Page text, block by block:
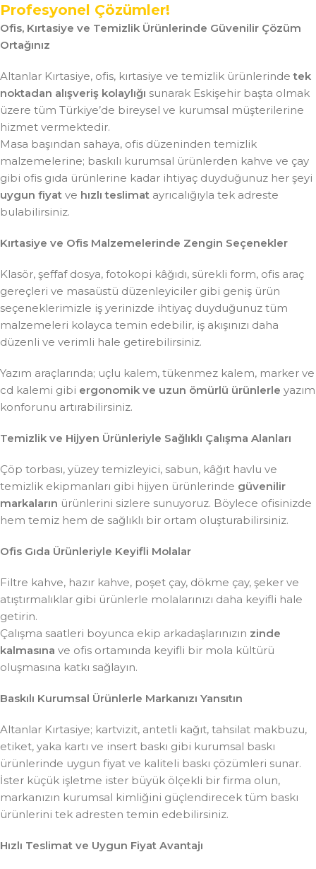
Profesyonel Çözümler!
Ofis, Kırtasiye ve Temizlik Ürünlerinde Güvenilir Çözüm
Ortağınız
Altanlar Kırtasiye, ofis, kırtasiye ve temizlik ürünlerindetek
noktadan alışveriş kolaylığı sunarak Eskişehir başta olmak
üzere tüm Türkiye’de bireysel ve kurumsal müşterilerine
hizmet vermektedir.
Masa başından sahaya, ofis düzeninden temizlik
malzemelerine; baskılı kurumsal ürünlerden kahve ve çay
gibi ofis gıda ürünlerine kadar ihtiyaç duyduğunuz her şeyi
uygun fiyat ve hızlı teslimat ayrıcalığıyla tek adreste
bulabilirsiniz.
Kırtasiye ve Ofis Malzemelerinde Zengin Seçenekler
Klasör, şeffaf dosya, fotokopi kâğıdı, sürekli form, ofis araç
gereçleri ve masaüstü düzenleyiciler gibi geniş ürün
seçeneklerimizle iş yerinizde ihtiyaç duyduğunuz tüm
malzemeleri kolayca temin edebilir, iş akışınızı daha
düzenli ve verimli hale getirebilirsiniz.
Yazım araçlarında; uçlu kalem, tükenmez kalem, marker ve
cd kalemi gibi ergonomik ve uzun ömürlü ürünlerle yazım
konforunu artırabilirsiniz.
Temizlik ve Hijyen Ürünleriyle Sağlıklı Çalışma Alanları
Çöp torbası, yüzey temizleyici, sabun, kâğıt havlu ve
temizlik ekipmanları gibi hijyen ürünlerinde güvenilir
markaların ürünlerini sizlere sunuyoruz. Böylece ofisinizde
hem temiz hem de sağlıklı bir ortam oluşturabilirsiniz.
Ofis Gıda Ürünleriyle Keyifli Molalar
Filtre kahve, hazır kahve, poşet çay, dökme çay, şeker ve
atıştırmalıklar gibi ürünlerle molalarınızı daha keyifli hale
getirin.
Çalışma saatleri boyunca ekip arkadaşlarınızın zinde
kalmasına ve ofis ortamında keyifli bir mola kültürü
oluşmasına katkı sağlayın.
Baskılı Kurumsal Ürünlerle Markanızı Yansıtın
Altanlar Kırtasiye; kartvizit, antetli kağıt, tahsilat makbuzu,
etiket, yaka kartı ve insert baskı gibi kurumsal baskı
ürünlerinde uygun fiyat ve kaliteli baskı çözümleri sunar.
İster küçük işletme ister büyük ölçekli bir firma olun,
markanızın kurumsal kimliğini güçlendirecek tüm baskı
ürünlerini tek adresten temin edebilirsiniz.
Hızlı Teslimat ve Uygun Fiyat Avantajı